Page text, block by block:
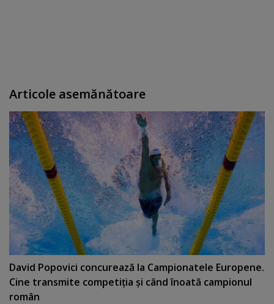
Articole asemănătoare
David Popovici concurează la Campionatele Europene.
Cine transmite competiţia şi când înoată campionul
român